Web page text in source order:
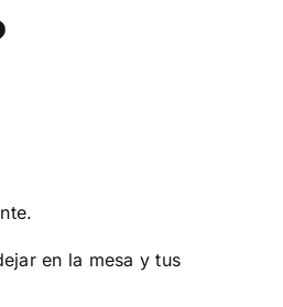
en la mesa y tus